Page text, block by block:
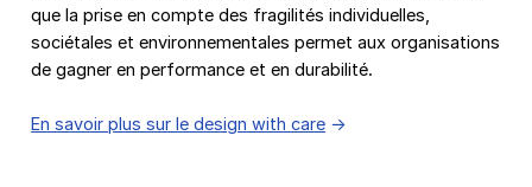
que la prise en compte des fragilités individuelles,
sociétales et environnementales permet aux organisations
de gagner en performance et en durabilité.
En savoir plus sur le design with care